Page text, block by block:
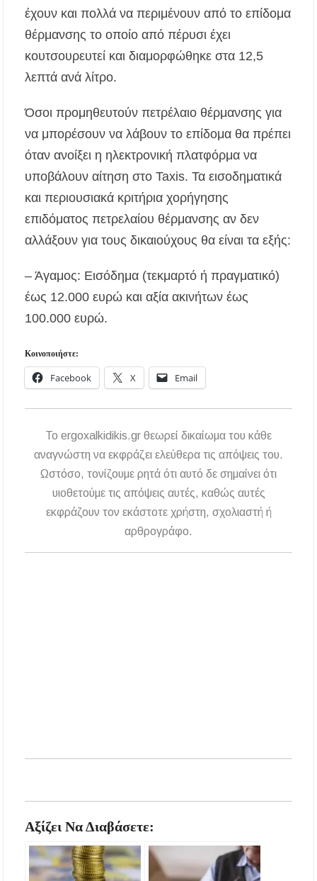
έχουν και πολλά να περιμένουν από το επίδομα
θέρμανσης το οποίο από πέρυσι έχει
κουτσουρευτεί και διαμορφώθηκε στα 12,5
λεπτά ανά λίτρο.
Όσοι προμηθευτούν πετρέλαιο θέρμανσης για
να μπορέσουν να λάβουν το επίδομα θα πρέπει
όταν ανοίξει η ηλεκτρονική πλατφόρμα να
υποβάλουν αίτηση στο Taxis. Τα εισοδηματικά
και περιουσιακά κριτήρια χορήγησης
επιδόματος πετρελαίου θέρμανσης αν δεν
αλλάξουν για τους δικαιούχους θα είναι τα εξής:
– Άγαμος: Εισόδημα (τεκμαρτό ή πραγματικό)
έως 12.000 ευρώ και αξία ακινήτων έως
100.000 ευρώ.
Κοινοποιήστε:
Facebook X Email
To ergoxalkidikis.gr θεωρεί δικαίωμα του κάθε
αναγνώστη να εκφράζει ελεύθερα τις απόψεις του.
Ωστόσο, τονίζουμε ρητά ότι αυτό δε σημαίνει ότι
υιοθετούμε τις απόψεις αυτές, καθώς αυτές
εκφράζουν τον εκάστοτε χρήστη, σχολιαστή ή
αρθρογράφο.
Αξίζει Να Διαβάσετε: